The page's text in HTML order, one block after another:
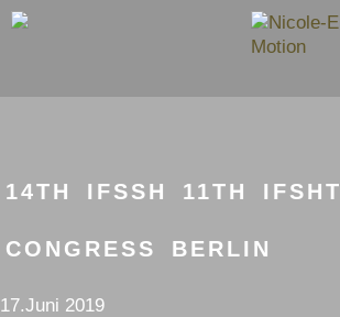
14TH IFSSH 11TH IFSHT
CONGRESS BERLIN
17.Juni 2019